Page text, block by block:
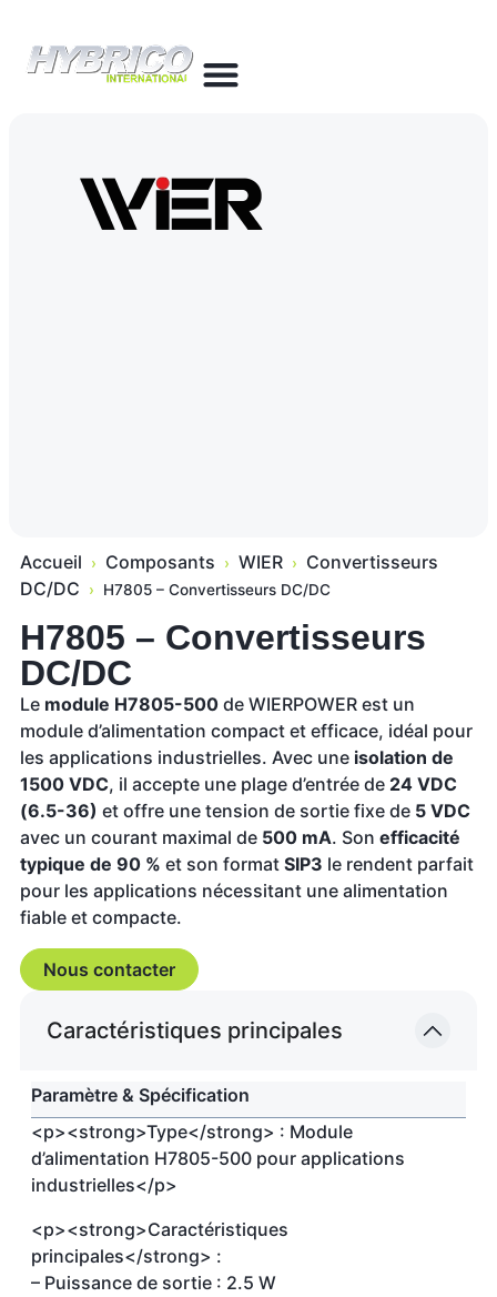
Accueil › Composants › WIER ›
Convertisseurs
DC/DC
› H7805 – Convertisseurs DC/DC
H7805 – Convertisseurs
DC/DC
Le module H7805-500 de WIERPOWER est un
module d’alimentation compact et efficace, idéal pour
les applications industrielles. Avec une isolation de
1500 VDC, il accepte une plage d’entrée de 24 VDC
(6.5-36) et offre une tension de sortie fixe de 5 VDC
avec un courant maximal de 500 mA. Son efficacité
typique de 90 % et son format SIP3 le rendent parfait
pour les applications nécessitant une alimentation
fiable et compacte.
Nous contacter
Caractéristiques principales
Paramètre & Spécification
<p><strong>Type</strong> : Module
d’alimentation H7805-500 pour applications
industrielles</p>
<p><strong>Caractéristiques
principales</strong> :
– Puissance de sortie : 2.5 W